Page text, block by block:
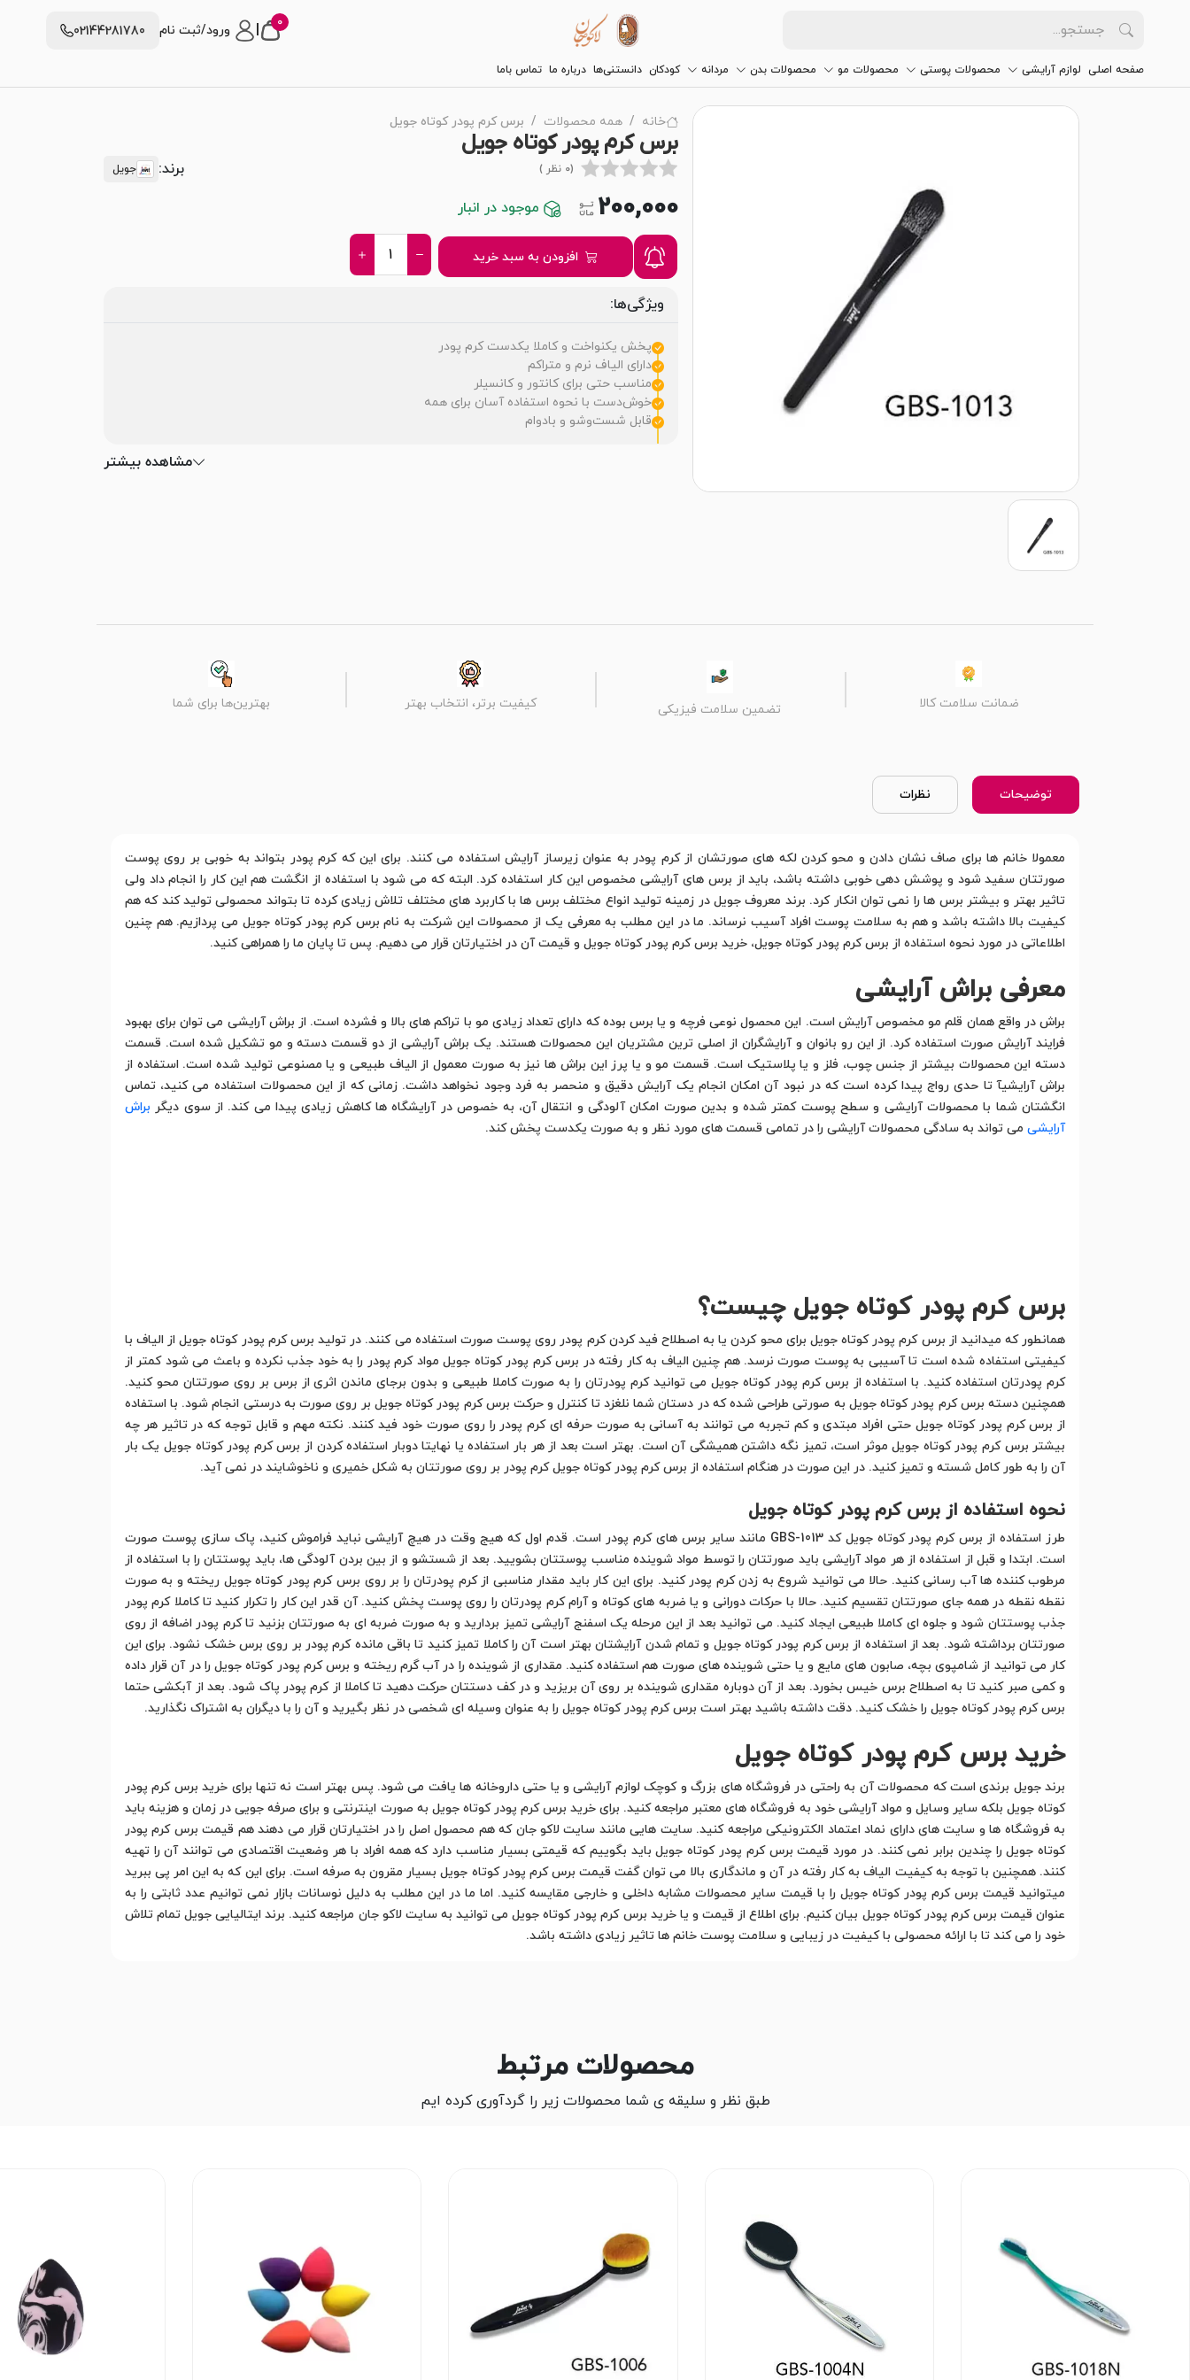
0 ورود/ثبت نام 02144281780
صفحه اصلی لوازم آرایشی محصولات پوستی محصولات مو محصولات بدن مردانه کودکان دانستنی‌ها درباره ما تماس باما
خانه همه محصولات برس کرم پودر کوتاه جویل
برس کرم پودر کوتاه جویل
(0 نظر ) برند: جویل
200,000 موجود در انبار
افزودن به سبد خرید
ویژگی‌ها:
پخش یکنواخت و کاملا یکدست کرم پودر
دارای الیاف نرم و متراکم
مناسب حتی برای کانتور و کانسیلر
خوش‌دست با نحوه استفاده آسان برای همه
قابل شست‌وشو و بادوام
مشاهده بیشتر
ضمانت سلامت کالا تضمین سلامت فیزیکی کیفیت برتر، انتخاب بهتر بهترین‌ها برای شما
توضیحات نظرات
معمولا خانم ها برای صاف نشان دادن و محو کردن لکه های صورتشان از کرم پودر به عنوان زیرساز آرایش استفاده می کنند. برای این که کرم پودر بتواند به خوبی بر روی پوست
صورتتان سفید شود و پوشش دهی خوبی داشته باشد، باید از برس های آرایشی مخصوص این کار استفاده کرد. البته که می شود با استفاده از انگشت هم این کار را انجام داد ولی
تاثیر بهتر و بیشتر برس ها را نمی توان انکار کرد. برند معروف جویل در زمینه تولید انواع مختلف برس ها با کاربرد های مختلف تلاش زیادی کرده تا بتواند محصولی تولید کند که هم
کیفیت بالا داشته باشد و هم به سلامت پوست افراد آسیب نرساند. ما در این مطلب به معرفی یک از محصولات این شرکت به نام برس کرم پودر کوتاه جویل می پردازیم. هم چنین
اطلاعاتی در مورد نحوه استفاده از برس کرم پودر کوتاه جویل، خرید برس کرم پودر کوتاه جویل و قیمت آن در اختیارتان قرار می دهیم. پس تا پایان ما را همراهی کنید.
معرفی براش آرایشی
براش در واقع همان قلم مو مخصوص آرایش است. این محصول نوعی فرچه و یا برس بوده که دارای تعداد زیادی مو با تراکم های بالا و فشرده است. از براش آرایشی می توان برای بهبود
فرایند آرایش صورت استفاده کرد. از این رو بانوان و آرایشگران از اصلی ترین مشتریان این محصولات هستند. یک براش آرایشی از دو قسمت دسته و مو تشکیل شده است. قسمت
دسته این محصولات بیشتر از جنس چوب، فلز و یا پلاستیک است. قسمت مو و یا پرز این براش ها نیز به صورت معمول از الیاف طبیعی و یا مصنوعی تولید شده است. استفاده از
براش آرایشیآ تا حدی رواج پیدا کرده است که در نبود آن امکان انجام یک آرایش دقیق و منحصر به فرد وجود نخواهد داشت. زمانی که از این محصولات استفاده می کنید، تماس
انگشتان شما با محصولات آرایشی و سطح پوست کمتر شده و بدین صورت امکان آلودگی و انتقال آن، به خصوص در آرایشگاه ها کاهش زیادی پیدا می کند. از سوی دیگر براش
آرایشیمی تواند به سادگی محصولات آرایشی را در تمامی قسمت های مورد نظر و به صورت یکدست پخش کند.
برس کرم پودر کوتاه جویل چیست؟
همانطور که میدانید از برس کرم پودر كوتاه جویل برای محو کردن یا به اصطلاح فید کردن کرم پودر روی پوست صورت استفاده می کنند. در تولید برس کرم پودر کوتاه جویل از الیاف با
کیفیتی استفاده شده است تا آسیبی به پوست صورت نرسد. هم چنین الیاف به کار رفته در برس کرم پودر کوتاه جویل مواد کرم پودر را به خود جذب نکرده و باعث می شود کمتر از
کرم پودرتان استفاده کنید. با استفاده از برس کرم پودر کوتاه جویل می توانید کرم پودرتان را به صورت کاملا طبیعی و بدون برجای ماندن اثری از برس بر روی صورتتان محو کنید.
همچنین دسته برس کرم پودر کوتاه جویل به صورتی طراحی شده که در دستان شما نلغزد تا کنترل و حرکت برس کرم پودر کوتاه جویل بر روی صورت به درستی انجام شود. با استفاده
از برس کرم پودر کوتاه جویل حتی افراد مبتدی و کم تجربه می توانند به آسانی به صورت حرفه ای کرم پودر را روی صورت خود فید کنند. نکته مهم و قابل توجه که در تاثیر هر چه
بیشتر برس کرم پودر کوتاه جویل موثر است، تمیز نگه داشتن همیشگی آن است. بهتر است بعد از هر بار استفاده یا نهایتا دوبار استفاده کردن از برس کرم پودر کوتاه جویل یک بار
آن را به طور کامل شسته و تمیز کنید. در این صورت در هنگام استفاده از برس کرم پودر کوتاه جویل کرم پودر بر روی صورتتان به شکل خمیری و ناخوشایند در نمی آید.
نحوه استفاده از برس کرم پودر کوتاه جویل
طرز استفاده از برس کرم پودر کوتاه جویل کد GBS-1013 مانند سایر برس های کرم پودر است. قدم اول که هیج وقت در هیچ آرایشی نباید فراموش کنید، پاک سازی پوست صورت
است. ابتدا و قبل از استفاده از هر مواد آرایشی باید صورتتان را توسط مواد شوینده مناسب پوستتان بشویید. بعد از شستشو و از بین بردن آلودگی ها، باید پوستتان را با استفاده از
مرطوب کننده ها آب رسانی کنید. حالا می توانید شروع به زدن کرم پودر کنید. برای این کار باید مقدار مناسبی از کرم پودرتان را بر روی برس کرم پودر کوتاه جویل ریخته و به صورت
نقطه نقطه در همه جای صورتتان تقسیم کنید. حالا با حرکات دورانی و یا ضربه های کوتاه و آرام کرم پودرتان را روی پوست پخش کنید. آن قدر این کار را تکرار کنید تا کاملا کرم پودر
جذب پوستتان شود و جلوه ای کاملا طبیعی ایجاد کنید. می توانید بعد از این مرحله یک اسفنج آرایشی تمیز بردارید و به صورت ضربه ای به صورتتان بزنید تا کرم پودر اضافه از روی
صورتتان برداشته شود. بعد از استفاده از برس کرم پودر کوتاه جویل و تمام شدن آرایشتان بهتر است آن را کاملا تمیز کنید تا باقی مانده کرم پودر بر روی برس خشک نشود. برای این
کار می توانید از شامپوی بچه، صابون های مایع و یا حتی شوینده های صورت هم استفاده کنید. مقداری از شوینده را در آب گرم ریخته و برس کرم پودر کوتاه جویل را در آن قرار داده
و کمی صبر کنید تا به اصطلاح برس خیس بخورد. بعد از آن دوباره مقداری شوینده بر روی آن بریزید و در کف دستتان حرکت دهید تا کاملا از کرم پودر پاک شود. بعد از آبکشی حتما
برس کرم پودر کوتاه جویل را خشک کنید. دقت داشته باشید بهتر است برس کرم پودر کوتاه جویل را به عنوان وسیله ای شخصی در نظر بگیرید و آن را با دیگران به اشتراک نگذارید.
خرید برس کرم پودر کوتاه جویل
برند جویل برندی است که محصولات آن به راحتی در فروشگاه های بزرگ و کوچک لوازم آرایشی و یا حتی داروخانه ها یافت می شود. پس بهتر است نه تنها برای خرید برس کرم پودر
کوتاه جویل بلکه سایر وسایل و مواد آرایشی خود به فروشگاه های معتبر مراجعه کنید. برای خرید برس کرم پودر کوتاه جویل به صورت اینترنتی و برای صرفه جویی در زمان و هزینه باید
به فروشگاه ها و سایت های دارای نماد اعتماد الکترونیکی مراجعه کنید. سایت هایی مانند سایت لاکو جان که هم محصول اصل را در اختیارتان قرار می دهند هم قیمت برس کرم پودر
کوتاه جویل را چندین برابر نمی کنند. در مورد قیمت برس کرم پودر کوتاه جویل باید بگوییم که قیمتی بسیار مناسب دارد که همه افراد با هر وضعیت اقتصادی می توانند آن را تهیه
کنند. همچنین با توجه به کیفیت الیاف به کار رفته در آن و ماندگاری بالا می توان گفت قیمت برس کرم پودر کوتاه جویل بسیار مقرون به صرفه است. برای این که به این امر پی ببرید
میتوانید قیمت برس کرم پودر کوتاه جویل را با قیمت سایر محصولات مشابه داخلی و خارجی مقایسه کنید. اما ما در این مطلب به دلیل نوسانات بازار نمی توانیم عدد ثابتی را به
عنوان قیمت برس کرم پودر کوتاه جویل بیان کنیم. برای اطلاع از قیمت و یا خرید برس کرم پودر کوتاه جویل می توانید به سایت لاکو جان مراجعه کنید. برند ایتالیایی جویل تمام تلاش
خود را می کند تا با ارائه محصولی با کیفیت در زیبایی و سلامت پوست خانم ها تاثیر زیادی داشته باشد.
محصولات مرتبط
طبق نظر و سلیقه ی شما محصولات زیر را گردآوری کرده ایم